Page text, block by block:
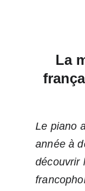
La
Le piano
année à
découvrir